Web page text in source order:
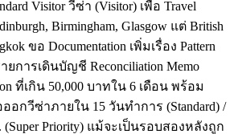
Visitor วีซ่า (Visitor) เพื่อ Travel
Birmingham, Glasgow แต่ British
ขอ Documentation เพิ่มเรื่อง Pattern
ยการเดินบัญชี Reconciliation Memo
ที่เกิน 50,000 บาทใน 6 เดือน พร้อม
กวีซ่าภายใน 15 วันทำการ (Standard) /
(Super Priority) แม้จะเป็นรอบสองหลังถูก